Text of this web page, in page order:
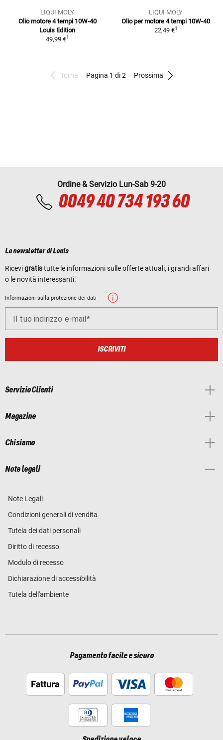
LIQUI MOLY
Olio motore 4 tempi 10W-40
Louis Edition
49,99 €1
LIQUI MOLY
Olio per motore 4 tempi 10W-40
22,49 €1
Torna Pagina 1 di 2 Prossima
Ordine & Servizio Lun-Sab 9-20
0049 40 734 193 60
La newsletter di Louis
Ricevigratistutte le informazioni sulle offerte attuali, i grandi affari
o le novità interessanti.
Informazioni sulla protezione dei dati
Il tuo indirizzo e-mail
ISCRIVITI
Servizio Clienti
Magazine
Chi siamo
Note legali
Note Legali
Condizioni generali di vendita
Tutela dei dati personali
Diritto di recesso
Modulo di recesso
Dichiarazione di accessibilità
Tutela dell'ambiente
Pagamento facile e sicuro